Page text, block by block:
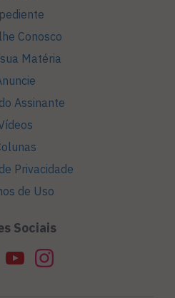
Conosco
Matéria
Assinante
Privacidade
de Uso
Sociais